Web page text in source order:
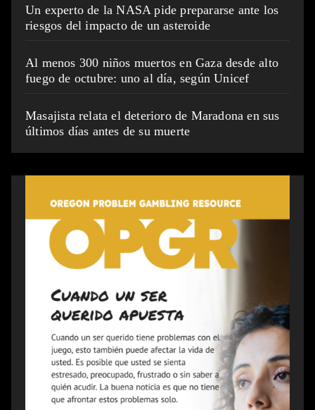
Un experto de la NASA pide prepararse ante los
riesgos del impacto de un asteroide
Al menos 300 niños muertos en Gaza desde alto
fuego de octubre: uno al día, según Unicef
Masajista relata el deterioro de Maradona en sus
últimos días antes de su muerte